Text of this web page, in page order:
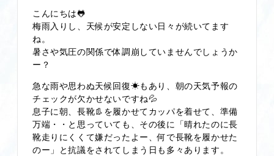
こんにちは🐸
梅雨入りし、天候が安定しない日々が続いてます
ね。
暑さや気圧の関係で体調崩していませんでしょうか
ー？
急な雨や思わぬ天候回復☀もあり、朝の天気予報の
チェックが欠かせないですね💦
息子に朝、長靴👢を履かせてカッパを着せて、準備
万端・・と思っていても、その後に「晴れたのに長
靴走りにくくて嫌だったよー、何で長靴を履かせた
のー」と抗議をされてしまう日も多々あります。